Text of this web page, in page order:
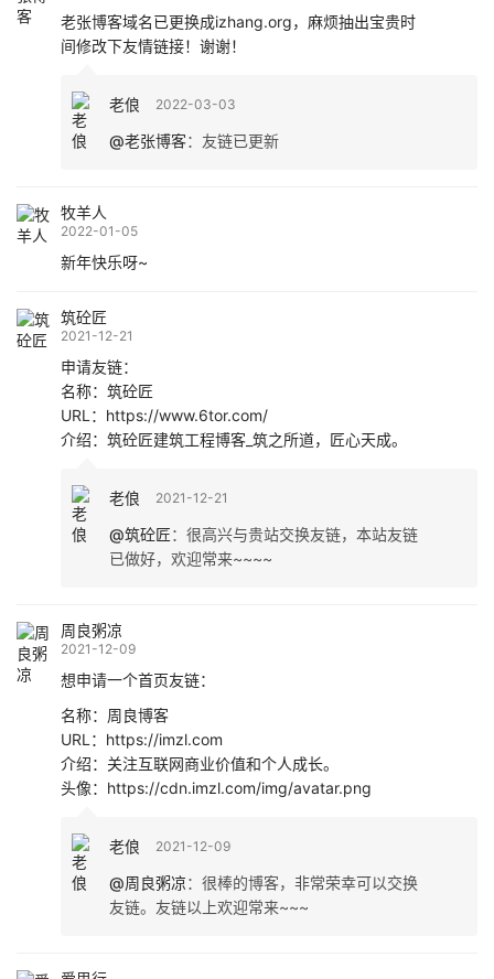
老张博客域名已更换成izhang.org，麻烦抽出宝贵时
间修改下友情链接！谢谢！
老俍 2022-03-03
@老张博客： 友链已更新
牧羊人
2022-01-05
新年快乐呀~
筑砼匠
2021-12-21
申请友链：
名称：筑砼匠
URL：https://www.6tor.com/
介绍：筑砼匠建筑工程博客_筑之所道，匠心天成。
老俍 2021-12-21
@筑砼匠： 很高兴与贵站交换友链，本站友链
已做好，欢迎常来~~~~
周良粥凉
2021-12-09
想申请一个首页友链：
名称：周良博客
URL：https://imzl.com
介绍：关注互联网商业价值和个人成长。
头像：https://cdn.imzl.com/img/avatar.png
老俍 2021-12-09
@周良粥凉： 很棒的博客，非常荣幸可以交换
友链。友链以上欢迎常来~~~